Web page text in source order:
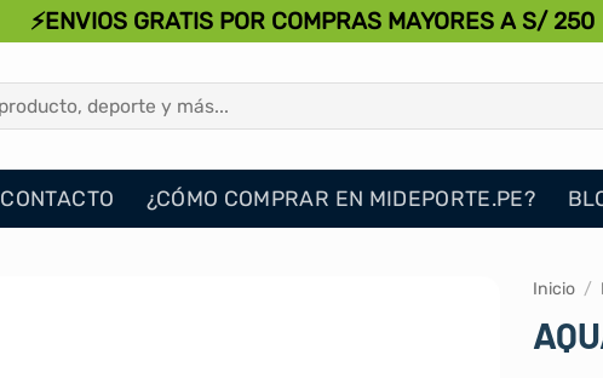
⚡ENVIOS GRATIS POR COMPRAS MAYORES A S/ 250
CONTACTO ¿CÓMO COMPRAR EN MIDEPORTE.PE?
Inicio /